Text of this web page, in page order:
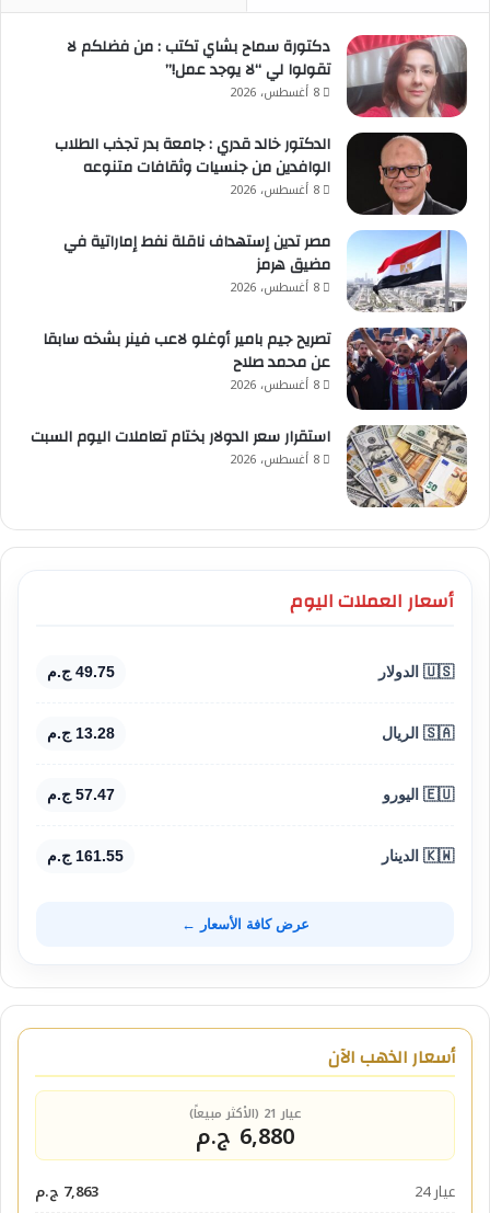
دكتورة سماح بشاي تكتب : من فضلكم لا
تقولوا لي “لا يوجد عمل!”
8 أغسطس، 2026
الدكتور خالد قدري : جامعة بدر تجذب الطلاب
الوافدين من جنسيات وثقافات متنوعه
8 أغسطس، 2026
مصر تدين إستهداف ناقلة نفط إماراتية في
مضيق هرمز
8 أغسطس، 2026
تصريح جيم بامير أوغلو لاعب فينر بشخه سابقا
عن محمد صلاح
8 أغسطس، 2026
استقرار سعر الدولار بختام تعاملات اليوم السبت
8 أغسطس، 2026
أسعار العملات اليوم
🇺🇸 الدولار 49.75 ج.م
🇸🇦 الريال 13.28 ج.م
🇪🇺 اليورو 57.47 ج.م
🇰🇼 الدينار 161.55 ج.م
عرض كافة الأسعار ←
أسعار الذهب الآن
عيار 21 (الأكثر مبيعاً)
6,880 ج.م
عيار 24
7,863 ج.م